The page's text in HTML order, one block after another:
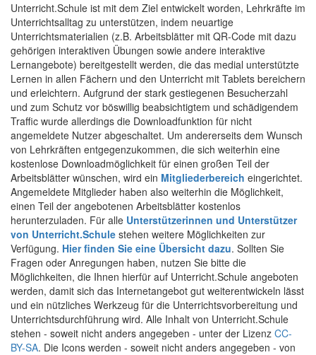
Unterricht.Schule ist mit dem Ziel entwickelt worden, Lehrkräfte im
Unterrichtsalltag zu unterstützen, indem neuartige
Unterrichtsmaterialien (z.B. Arbeitsblätter mit QR-Code mit dazu
gehörigen interaktiven Übungen sowie andere interaktive
Lernangebote) bereitgestellt werden, die das medial unterstützte
Lernen in allen Fächern und den Unterricht mit Tablets bereichern
und erleichtern. Aufgrund der stark gestiegenen Besucherzahl
und zum Schutz vor böswillig beabsichtigtem und schädigendem
Traffic wurde allerdings die Downloadfunktion für nicht
angemeldete Nutzer abgeschaltet. Um andererseits dem Wunsch
von Lehrkräften entgegenzukommen, die sich weiterhin eine
kostenlose Downloadmöglichkeit für einen großen Teil der
Arbeitsblätter wünschen, wird ein Mitgliederbereich eingerichtet.
Angemeldete Mitglieder haben also weiterhin die Möglichkeit,
einen Teil der angebotenen Arbeitsblätter kostenlos
herunterzuladen. Für alle Unterstützerinnen und Unterstützer
von Unterricht.Schule stehen weitere Möglichkeiten zur
Verfügung. Hier finden Sie eine Übersicht dazu. Sollten Sie
Fragen oder Anregungen haben, nutzen Sie bitte die
Möglichkeiten, die Ihnen hierfür auf Unterricht.Schule angeboten
werden, damit sich das Internetangebot gut weiterentwickeln lässt
und ein nützliches Werkzeug für die Unterrichtsvorbereitung und
Unterrichtsdurchführung wird. Alle Inhalt von Unterricht.Schule
stehen - soweit nicht anders angegeben - unter der Lizenz CC-
BY-SA. Die Icons werden - soweit nicht anders angegeben - von